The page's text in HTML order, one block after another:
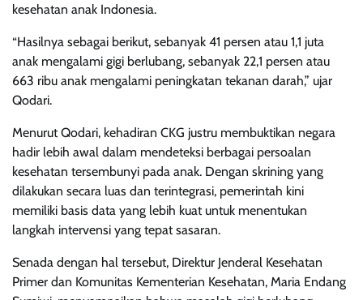
kesehatan anak Indonesia.
“Hasilnya sebagai berikut, sebanyak 41 persen atau 1,1 juta
anak mengalami gigi berlubang, sebanyak 22,1 persen atau
663 ribu anak mengalami peningkatan tekanan darah,” ujar
Qodari.
Menurut Qodari, kehadiran CKG justru membuktikan negara
hadir lebih awal dalam mendeteksi berbagai persoalan
kesehatan tersembunyi pada anak. Dengan skrining yang
dilakukan secara luas dan terintegrasi, pemerintah kini
memiliki basis data yang lebih kuat untuk menentukan
langkah intervensi yang tepat sasaran.
Senada dengan hal tersebut, Direktur Jenderal Kesehatan
Primer dan Komunitas Kementerian Kesehatan, Maria Endang